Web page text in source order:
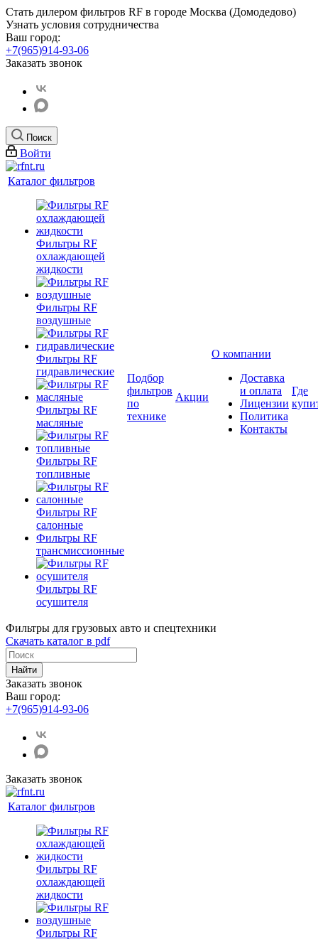
Стать дилером фильтров RF в городе Москва (Домодедово)
Узнать условия сотрудничества
Ваш город:
+7(965)914-93-06
Заказать звонок
Поиск
Войти
Каталог фильтров
Фильтры RF
охлаждающей
жидкости
Фильтры RF
воздушные
Фильтры RF
гидравлические
Фильтры RF
масляные
Фильтры RF
топливные
Фильтры RF
салонные
Фильтры RF
трансмиссионные
Фильтры RF
осушителя
Подбор
фильтров
по
технике
Акции
О компании
Доставка
и оплата
Лицензии
Политика
Контакты
Где
Фильтры для грузовых авто и спецтехники
Скачать каталог в pdf
Найти
Заказать звонок
Ваш город:
+7(965)914-93-06
Заказать звонок
Каталог фильтров
Фильтры RF
охлаждающей
жидкости
Фильтры RF